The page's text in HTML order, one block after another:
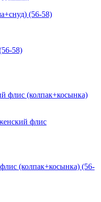
(56-58)
58)
флис
(колпак+косынка) (56-